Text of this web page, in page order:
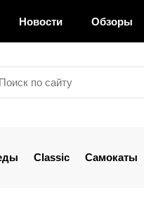
Новости Обзоры
Classic Самокаты